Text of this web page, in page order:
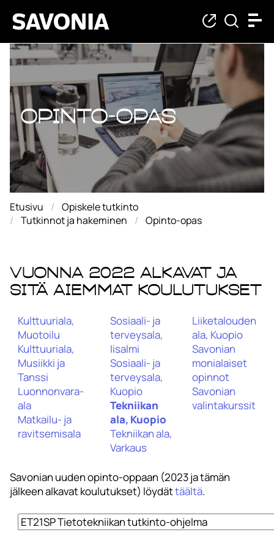
Opinto-opas
Opinto-opas
Etusivu
Opiskele tutkinto
Tutkinnot ja hakeminen
Opinto-opas
Vuonna 2022 alkavat ja
sitä aiemmat koulutukset
Kulttuuriala,
Muotoilu
Kulttuuriala,
Musiikki ja
Tanssi
Luonnonvara-
ala
Matkailu- ja
ravitsemisala
Sosiaali- ja
terveysala,
Iisalmi
Sosiaali- ja
terveysala,
Kuopio
Tekniikan
ala, Kuopio
Tekniikan ala,
Varkaus
Liiketalouden
ala, Kuopio
Savonian
monialaiset
opinnot
Savonian
valintakurssit
Savonian uuden opinto-oppaan (2023 ja tämän
jälkeen alkavat koulutukset) löydättäältä.